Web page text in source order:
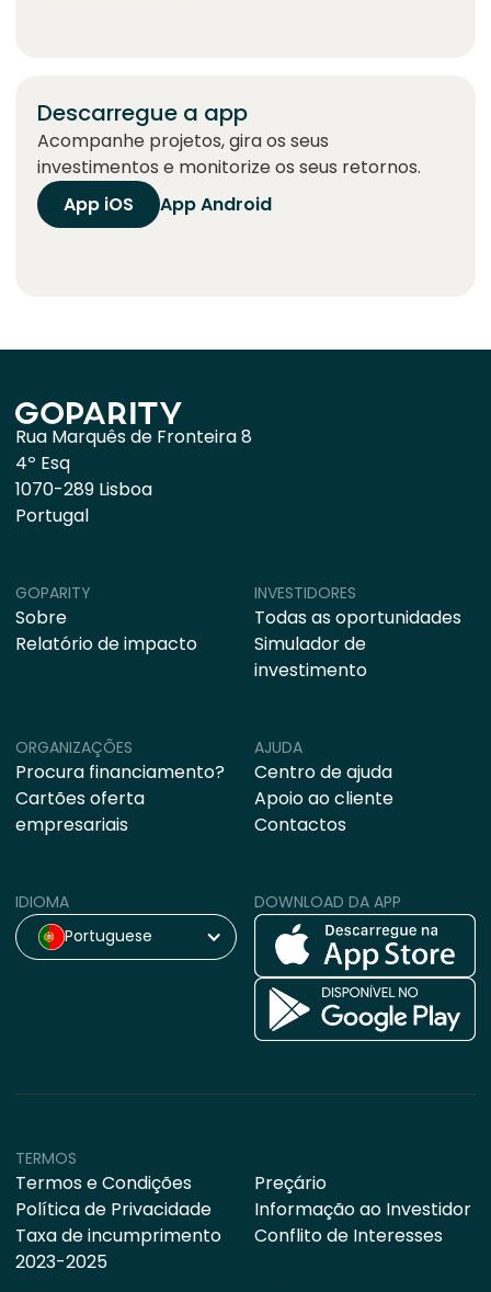
Descarregue a app
Acompanhe projetos, gira os seus
investimentos e monitorize os seus retornos.
App iOS
App Android
Rua Marquês de Fronteira 8
4º Esq
1070-289 Lisboa
Portugal
ORGANIZAÇÕES
Procura financiamento?
Cartões oferta
empresariais
AJUDA
Centro de ajuda
Apoio ao cliente
Contactos
GOPARITY
Sobre
Relatório de impacto
INVESTIDORES
Todas as oportunidades
Simulador de
investimento
IDIOMA
Portuguese
DOWNLOAD DA APP
TERMOS
Termos e Condições
Política de Privacidade
Taxa de incumprimento
2023-2025
Preçário
Informação ao Investidor
Conflito de Interesses